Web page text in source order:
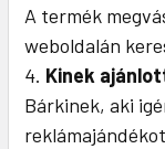
A termék
weboldalán
Kinek
Bárkinek, aki